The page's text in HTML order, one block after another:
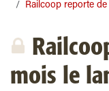
Railcoop reporte
mois le